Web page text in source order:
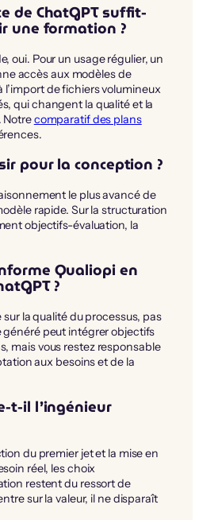
de ChatGPT suffit-
une formation ?
oui. Pour un usage régulier, un
accès aux modèles de
de fichiers volumineux
qui changent la qualité et la
Notrecomparatif des plans
pour la conception ?
le plus avancé de
rapide. Sur la structuration
objectifs-évaluation, la
Qualiopi en
?
la qualité du processus, pas
généré peut intégrer objectifs
mais vous restez responsable
aux besoins et de la
t-il l’ingénieur
du premier jet et la mise en
réel, les choix
restent du ressort de
sur la valeur, il ne disparaît